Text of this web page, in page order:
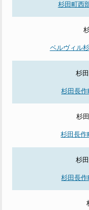
杉田町西
ベルヴィル
杉
杉田長作
杉
杉田長作
杉
杉田長作